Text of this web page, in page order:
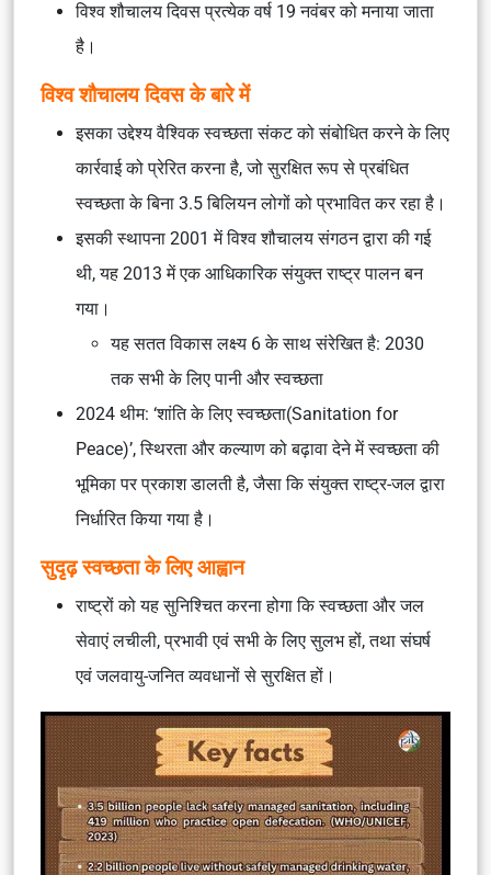
विश्व शौचालय दिवस प्रत्येक वर्ष 19 नवंबर को मनाया जाता
है।
विश्व शौचालय दिवस के बारे में
इसका उद्देश्य वैश्विक स्वच्छता संकट को संबोधित करने के लिए
कार्रवाई को प्रेरित करना है, जो सुरक्षित रूप से प्रबंधित
स्वच्छता के बिना 3.5 बिलियन लोगों को प्रभावित कर रहा है।
इसकी स्थापना 2001 में विश्व शौचालय संगठन द्वारा की गई
थी, यह 2013 में एक आधिकारिक संयुक्त राष्ट्र पालन बन
गया।
यह सतत विकास लक्ष्य 6 के साथ संरेखित है: 2030
तक सभी के लिए पानी और स्वच्छता
2024 थीम: ‘शांति के लिए स्वच्छता(Sanitation for
Peace)’, स्थिरता और कल्याण को बढ़ावा देने में स्वच्छता की
भूमिका पर प्रकाश डालती है, जैसा कि संयुक्त राष्ट्र-जल द्वारा
निर्धारित किया गया है।
सुदृढ़ स्वच्छता के लिए आह्वान
राष्ट्रों को यह सुनिश्चित करना होगा कि स्वच्छता और जल
सेवाएं लचीली, प्रभावी एवं सभी के लिए सुलभ हों, तथा संघर्ष
एवं जलवायु-जनित व्यवधानों से सुरक्षित हों।